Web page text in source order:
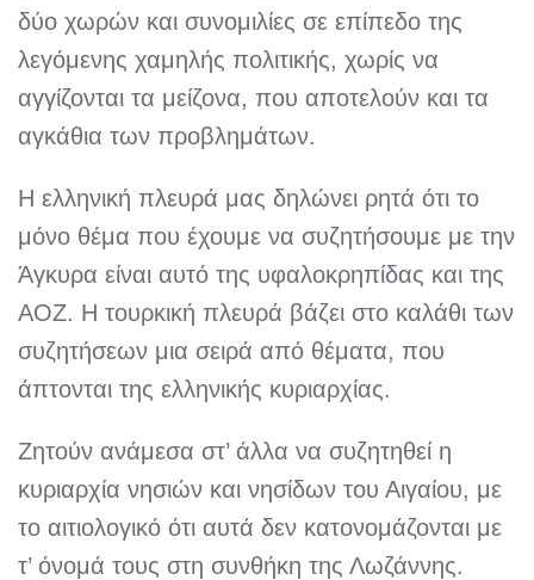
δύο χωρών και συνομιλίες σε επίπεδο της
λεγόμενης χαμηλής πολιτικής, χωρίς να
αγγίζονται τα μείζονα, που αποτελούν και τα
αγκάθια των προβλημάτων.
Η ελληνική πλευρά μας δηλώνει ρητά ότι το
μόνο θέμα που έχουμε να συζητήσουμε με την
Άγκυρα είναι αυτό της υφαλοκρηπίδας και της
ΑΟΖ. Η τουρκική πλευρά βάζει στο καλάθι των
συζητήσεων μια σειρά από θέματα, που
άπτονται της ελληνικής κυριαρχίας.
Ζητούν ανάμεσα στ’ άλλα να συζητηθεί η
κυριαρχία νησιών και νησίδων του Αιγαίου, με
το αιτιολογικό ότι αυτά δεν κατονομάζονται με
τ’ όνομά τους στη συνθήκη της Λωζάννης.